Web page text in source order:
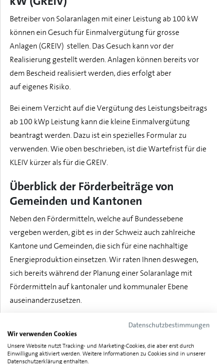
Betreiber von Solaranlagen mit einer Leistung ab 100 kW
können ein Gesuch für Einmalvergütung für grosse
Anlagen (GREIV) stellen. Das Gesuch kann vor der
Realisierung gestellt werden. Anlagen können bereits vor
dem Bescheid realisiert werden, dies erfolgt aber
auf eigenes Risiko.
Bei einem Verzicht auf die Vergütung des Leistungsbeitrags
ab 100 kWp Leistung kann die kleine Einmalvergütung
beantragt werden. Dazu ist ein spezielles Formular zu
verwenden. Wie oben beschrieben, ist die Wartefrist für die
KLEIV kürzer als für die GREIV.
Überblick der Förderbeiträge von
Gemeinden und Kantonen
Neben den Fördermitteln, welche auf Bundessebene
vergeben werden, gibt es in der Schweiz auch zahlreiche
Kantone und Gemeinden, die sich für eine nachhaltige
Energieproduktion einsetzen. Wir raten Ihnen deswegen,
sich bereits während der Planung einer Solaranlage mit
Fördermitteln auf kantonaler und kommunaler Ebene
auseinanderzusetzen.
Dazu hilft Ihnen das neue Portal Energiefranken, in
welchem Sie mit der Postleitzahl einfach eine Übersicht
erhalten, welche Förderprogramme im Energiebereich und
Datenschutzbestimmungen
Wir verwenden Cookies
Unsere Website nutzt Tracking- und Marketing-Cookies, die aber erst durch
Einwilligung aktiviert werden. Weitere Informationen zu Cookies sind in unserer
Datenschutzerklärung enthalten.